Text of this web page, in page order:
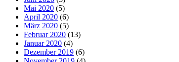
Mai 2020 (5)
April 2020 (6)
März 2020 (5)
Februar 2020 (13)
Januar 2020 (4)
Dezember 2019 (6)